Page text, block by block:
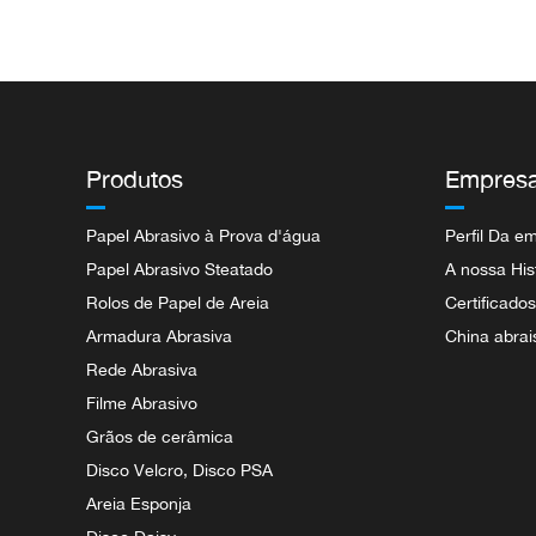
Produtos
Papel Abrasivo à Prova d'água
Papel Abrasivo Steatado
Rolos de Papel de Areia
Armadura Abrasiva
Rede Abrasiva
Filme Abrasivo
Grãos de cerâmica
Disco Velcro, Disco PSA
Areia Esponja
Perfil Da
A nossa
China